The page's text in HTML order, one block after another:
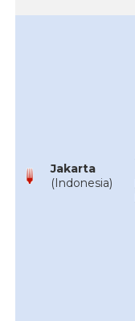
Jakarta
(Indonesia)